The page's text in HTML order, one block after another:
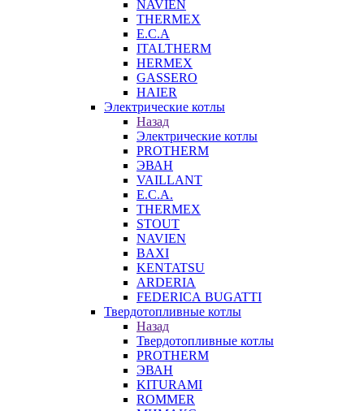
NAVIEN
THERMEX
E.C.A
ITALTHERM
HERMEX
GASSERO
HAIER
Электрические котлы
Назад
Электрические котлы
PROTHERM
ЭВАН
VAILLANT
E.C.A.
THERMEX
STOUT
NAVIEN
BAXI
KENTATSU
ARDERIA
FEDERICА BUGATTI
Твердотопливные котлы
Назад
Твердотопливные котлы
PROTHERM
ЭВАН
KITURAMI
ROMMER